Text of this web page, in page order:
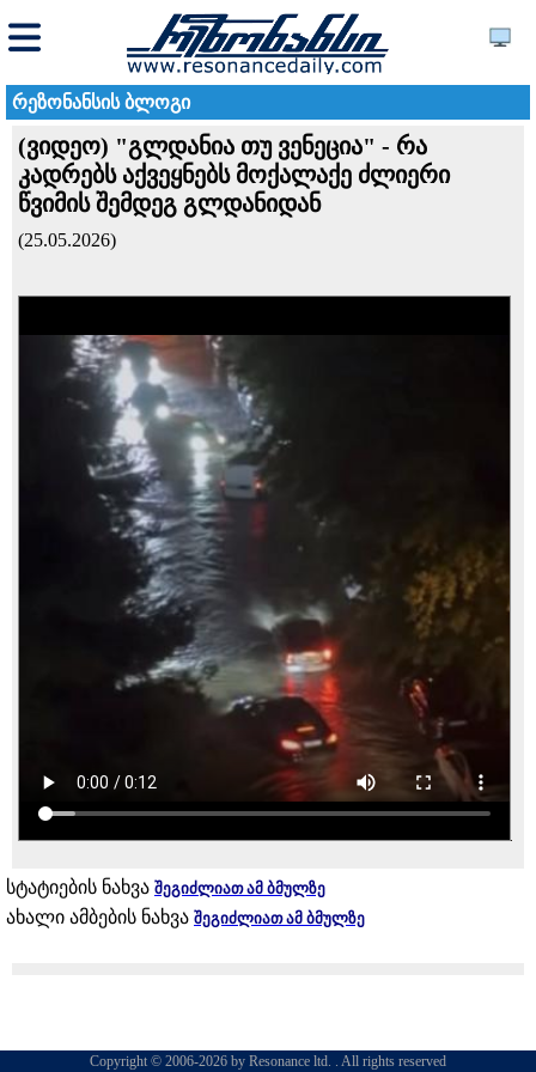
რეზონანსის ბლოგი
(ვიდეო) "გლდანია თუ ვენეცია" - რა
კადრებს აქვეყნებს მოქალაქე ძლიერი
წვიმის შემდეგ გლდანიდან
(25.05.2026)
სტატიების ნახვა შეგიძლიათ ამ ბმულზე
ახალი ამბების ნახვა შეგიძლიათ ამ ბმულზე
Copyright © 2006-2026 by Resonance ltd. . All rights reserved